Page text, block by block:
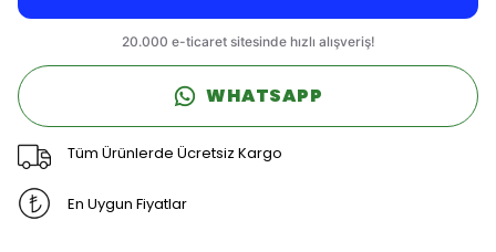
WHATSAPP
Tüm Ürünlerde Ücretsiz Kargo
En Uygun Fiyatlar